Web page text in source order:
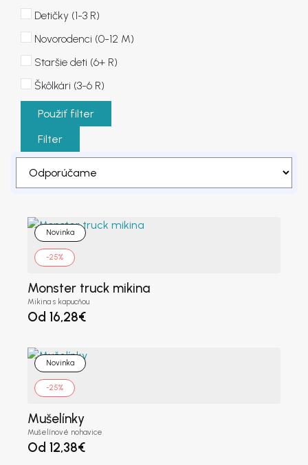
Detičky (1-3 R)
Novorodenci (0-12 M)
Staršie deti (6+ R)
Škôlkári (3-6 R)
Použiť filter
Filter
Novinka
-25%
Monster truck mikina
Mikina s kapucňou
Od 16,28€
Novinka
-25%
Mušelínky
Mušelínové nohavice
Od 12,38€